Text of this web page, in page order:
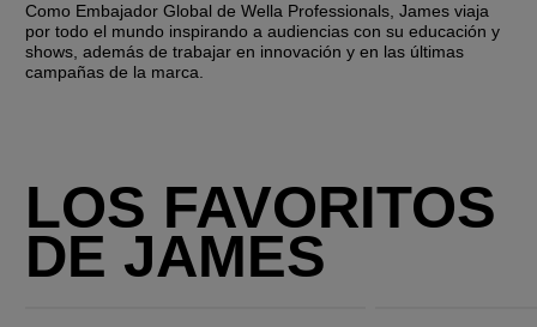
Como Embajador Global de Wella Professionals, James viaja
por todo el mundo inspirando a audiencias con su educación y
shows, además de trabajar en innovación y en las últimas
campañas de la marca.
LOS FAVORITOS
DE JAMES